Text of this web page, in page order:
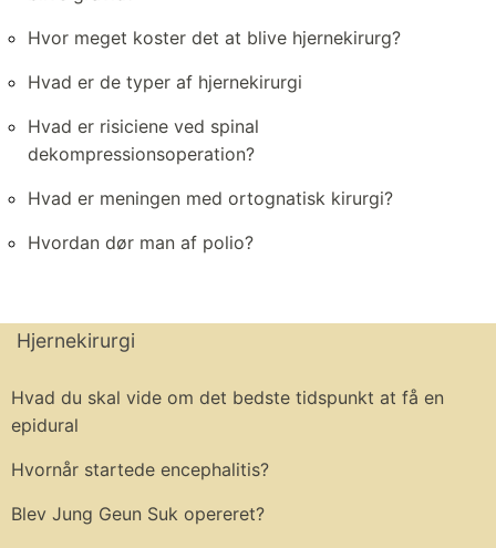
Hvor meget koster det at blive hjernekirurg?
Hvad er de typer af hjernekirurgi
Hvad er risiciene ved spinal
dekompressionsoperation?
Hvad er meningen med ortognatisk kirurgi?
Hvordan dør man af polio?
Hjernekirurgi
Hvad du skal vide om det bedste tidspunkt at få en
epidural
Hvornår startede encephalitis?
Blev Jung Geun Suk opereret?